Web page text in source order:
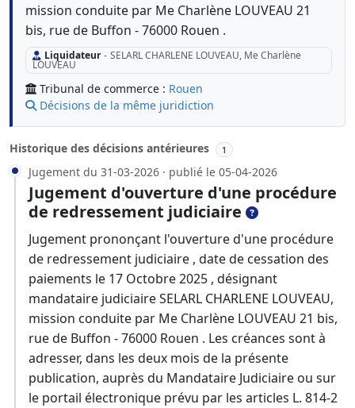
mission conduite par Me Charlène LOUVEAU 21
bis, rue de Buffon - 76000 Rouen .
Liquidateur - SELARL CHARLENE LOUVEAU, Me Charlène
LOUVEAU
Tribunal de commerce : Rouen
Décisions de la même juridiction
Historique des décisions antérieures 1
Jugement du 31-03-2026 · publié le 05-04-2026
Jugement d'ouverture d'une procédure
de redressement judiciaire
Jugement prononçant l'ouverture d'une procédure
de redressement judiciaire , date de cessation des
paiements le 17 Octobre 2025 , désignant
mandataire judiciaire SELARL CHARLENE LOUVEAU,
mission conduite par Me Charlène LOUVEAU 21 bis,
rue de Buffon - 76000 Rouen . Les créances sont à
adresser, dans les deux mois de la présente
publication, auprès du Mandataire Judiciaire ou sur
le portail électronique prévu par les articles L. 814-2